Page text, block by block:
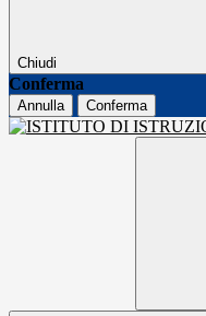
Chiudi
Conferma
Annulla Conferma